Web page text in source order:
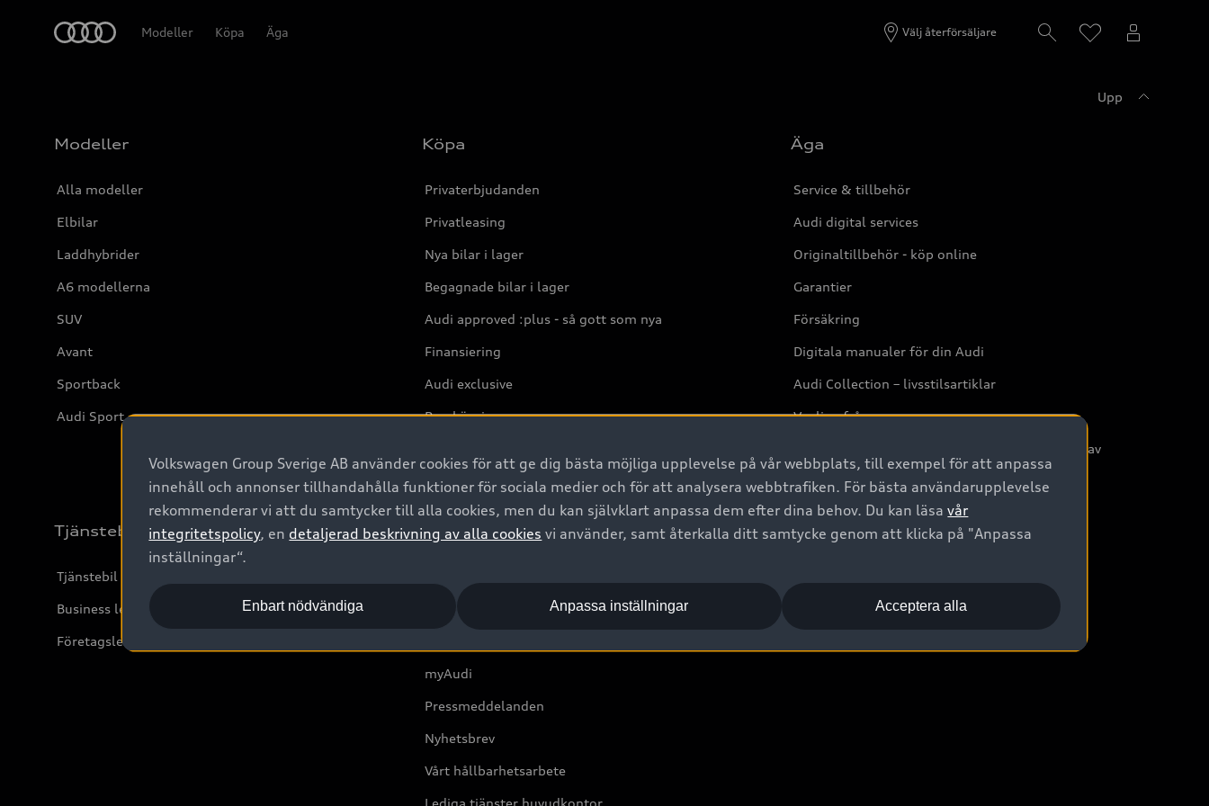
Modeller Köpa Äga Välj återförsäljare
Upp
Modeller
Alla modeller
Elbilar
Laddhybrider
A6 modellerna
SUV
Avant
Sportback
Audi Sport
Köpa
Privaterbjudanden
Privatleasing
Nya bilar i lager
Begagnade bilar i lager
Audi approved :plus - så gott som nya
Finansiering
Audi exclusive
Provkörning
Äga
Service & tillbehör
Audi digital services
Originaltillbehör - köp online
Garantier
Försäkring
Digitala manualer för din Audi
Audi Collection – livsstilsartiklar
Vanliga frågor
2G/3G nätet stängs ned - Hur påverkas min bil av
detta?
Tjänstebil
Tjänstebil
Business lease online
Företagsleasing
Om Audi Sverige
Boka Service online
myAudi
Pressmeddelanden
Nyhetsbrev
Vårt hållbarhetsarbete
Lediga tjänster huvudkontor
Volkswagen Group Sverige AB använder cookies för att ge dig bästa möjliga upplevelse på vår webbplats, till exempel för att anpassa
innehåll och annonser tillhandahålla funktioner för sociala medier och för att analysera webbtrafiken. För bästa användarupplevelse
rekommenderar vi att du samtycker till alla cookies, men du kan självklart anpassa dem efter dina behov. Du kan läsavår
integritetspolicy, en detaljerad beskrivning av alla cookies vi använder, samt återkalla ditt samtycke genom att klicka på "Anpassa
inställningar“.
Acceptera alla
Enbart nödvändiga Anpassa inställningar